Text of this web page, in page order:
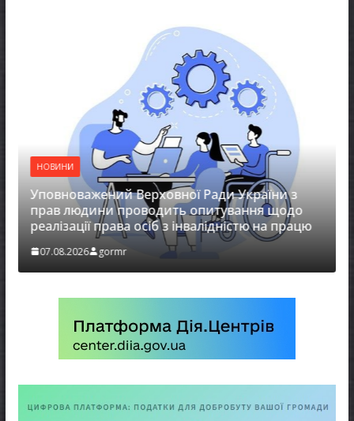
НОВИНИ
Уповноважений Верховної Ради України з
прав людини проводить опитування щодо
реалізації права осіб з інвалідністю на працю
07.08.2026 gormr